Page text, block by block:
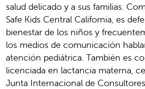
salud delicado y a sus familias.
Safe Kids Central California, es
bienestar de los niños y
los medios de comunicación
atención pediátrica. También es
licenciada en lactancia materna,
Junta Internacional de